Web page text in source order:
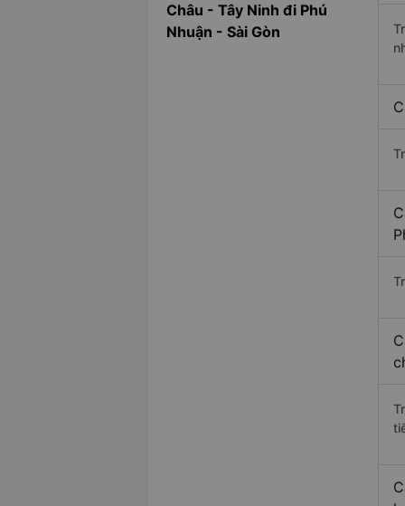
Châu - Tây Ninh đi Phú
Nhuận - Sài Gòn